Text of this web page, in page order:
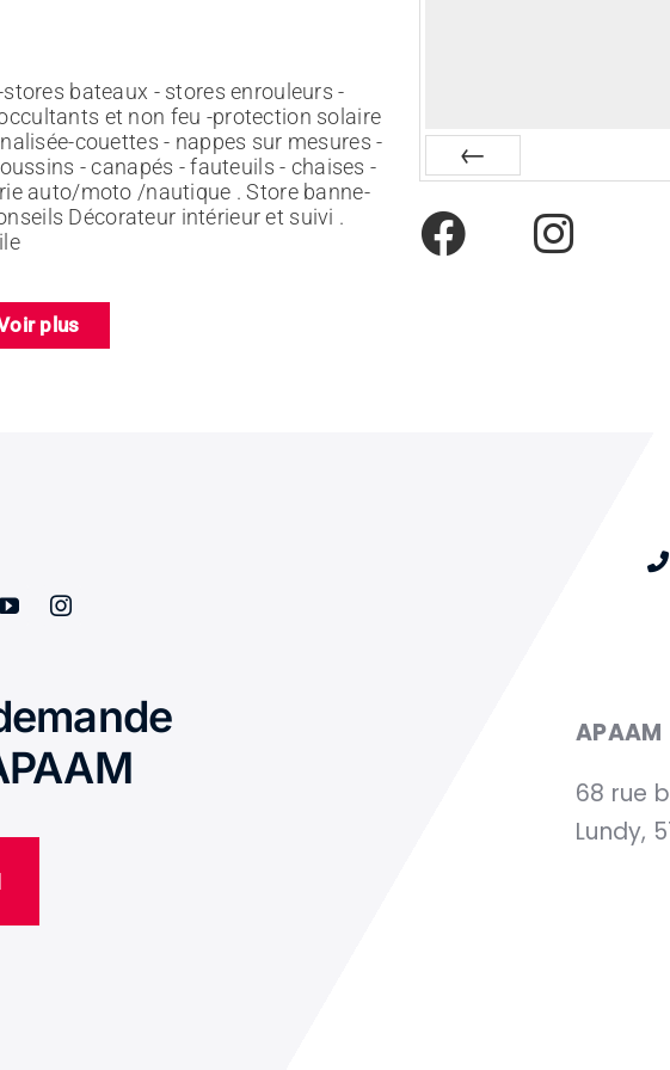
bateaux - stores enrouleurs -
et non feu -protection solaire
couettes - nappes sur mesures -
- canapés - fauteuils - chaises -
auto/moto /nautique . Store banne-
Décorateur intérieur et suivi .
plus
APAAM
68 rue
Lundy,